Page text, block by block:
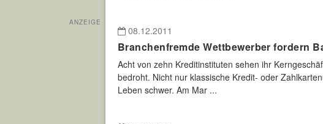
08.12.2011
Branchenfremde Wettbewerber fordern
Acht von zehn Kreditinstituten sehen ihr
bedroht. Nicht nur klassische Kredit- oder
Leben schwer. Am Mar ...
ANZEIGE